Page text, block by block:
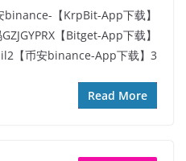
币安binance-
【Bitget-App下载】
【币安binance-App下载】3
Read More